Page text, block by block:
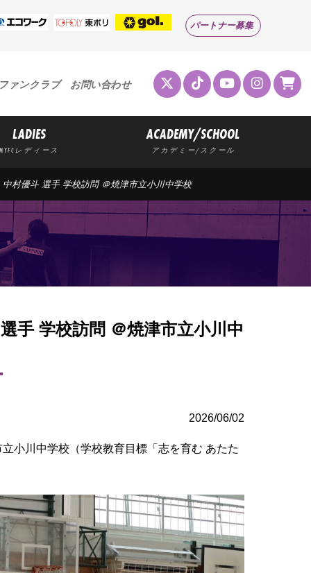
パートナー募集
ァンクラブ お問い合わせ
LADIES
レディース
ACADEMY/SCHOOL
アカデミー/スクール
村優斗 選手 学校訪問 ＠焼津市立小川中学校
手 学校訪問 ＠焼津市立小川中
2026/06/02
小川中学校（学校教育目標「志を育む あたた